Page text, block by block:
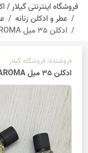
فروشگاه اینترنتی گیلار /
عطر و ادکلن زنانه
ادکلن 35 میل AROMA
فروشنده: فروشگاه گیلار
ادکلن 35 میل AROMA